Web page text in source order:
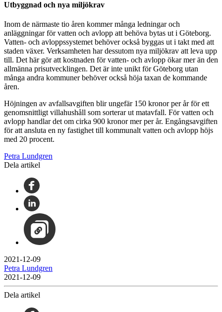
Utbyggnad och nya miljökrav
Inom de närmaste tio åren kommer många ledningar och
anläggningar för vatten och avlopp att behöva bytas ut i Göteborg.
Vatten- och avloppssystemet behöver också byggas ut i takt med att
staden växer. Verksamheten har dessutom nya miljökrav att leva upp
till. Det här gör att kostnaden för vatten- och avlopp ökar mer än den
allmänna prisutvecklingen. Det är inte unikt för Göteborg utan
många andra kommuner behöver också höja taxan de kommande
åren.
Höjningen av avfallsavgiften blir ungefär 150 kronor per år för ett
genomsnittligt villahushåll som sorterar ut matavfall. För vatten och
avlopp handlar det om cirka 900 kronor mer per år. Engångsavgiften
för att ansluta en ny fastighet till kommunalt vatten och avlopp höjs
med 20 procent.
Petra Lundgren
Dela artikel
2021-12-09
Petra Lundgren
2021-12-09
Dela artikel